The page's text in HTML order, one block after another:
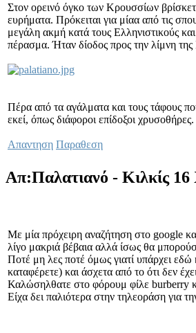
Στον ορεινό όγκο των Κρουσσίων
ευρήματα. Πρόκειται για μίαα από τις
μεγάλη ακμή κατά τους Ελληνιστικούς
πέρασμα. Ήταν δίοδος προς την λίμνη
Πέρα από τα αγάλματα και τους τάφους
εκεί, όπως διάφοροι επίδοξοι χρυσοθήρες.
Απαντηση Παραθεση
Απ:Παλατιανό - Κιλκίς 16
Με μία πρόχειρη αναζήτηση στο google
λίγο μακριά βέβαια αλλά ίσως θα
Ποτέ μη λες ποτέ όμως γιατί υπάρχει εδώ
καταφέρετε) και άσχετα από το ότι δεν
Καλώσηλθατε στο φόρουμ φίλε burberry
Είχα δει παλιότερα στην τηλεοράση για